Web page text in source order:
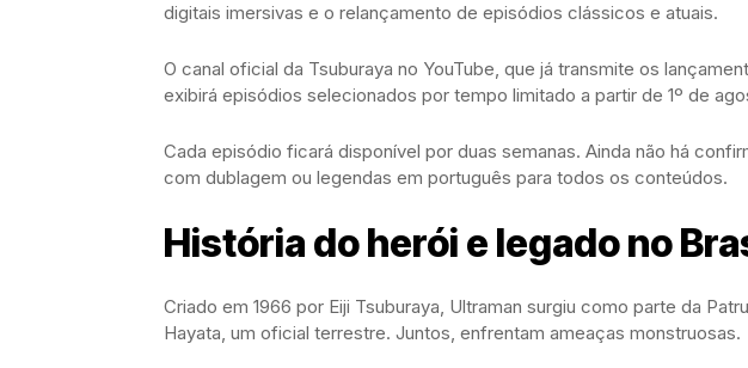
digitais imersivas e o relançamento de episódios clássicos e atuais.
O canal oficial da Tsuburaya no YouTube, que já transmite os
exibirá episódios selecionados por tempo limitado a partir de 1º de
Cada episódio ficará disponível por duas semanas. Ainda não há
com dublagem ou legendas em português para todos os conteúdos.
História do herói e legado no
Criado em 1966 por Eiji Tsuburaya, Ultraman surgiu como parte da
Hayata, um oficial terrestre. Juntos, enfrentam ameaças monstruosas.